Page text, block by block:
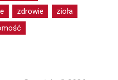
zdrowie
zioła